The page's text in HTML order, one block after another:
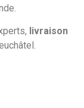
livraison